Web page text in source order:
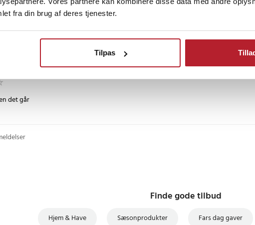
fra din brug af deres tjenester.
Tilpas
sidst
det går
Finde gode tilbud
Hjem & Have Sæsonprodukter Fars dag gaver